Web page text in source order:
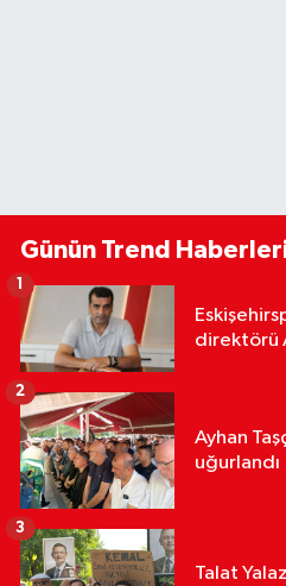
Günün Trend
direktörü
1
Ayhan
uğurlandı
2
Talat
3